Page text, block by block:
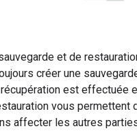
et de
créer une
est effectuée
vous
affecter les autres